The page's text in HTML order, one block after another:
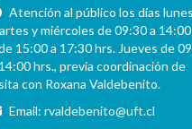
Atención al público los días
y miércoles de 09:30 a
15:00 a 17:30 hrs. Jueves de
hrs., previa coordinación de
con Roxana Valdebenito.
Email:rvaldebenito@uft.cl